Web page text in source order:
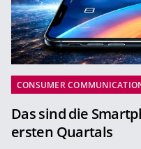
CONSUMER
Das sind die
ersten Quartals